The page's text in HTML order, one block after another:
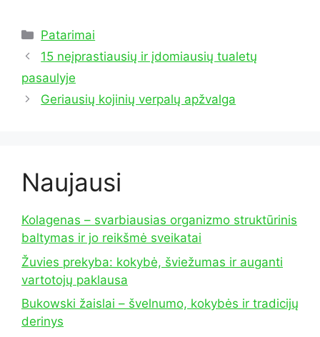
Kategorijos
Patarimai
15 neįprastiausių ir įdomiausių tualetų
pasaulyje
Geriausių kojinių verpalų apžvalga
Naujausi
Kolagenas – svarbiausias organizmo struktūrinis
baltymas ir jo reikšmė sveikatai
Žuvies prekyba: kokybė, šviežumas ir auganti
vartotojų paklausa
Bukowski žaislai – švelnumo, kokybės ir tradicijų
derinys